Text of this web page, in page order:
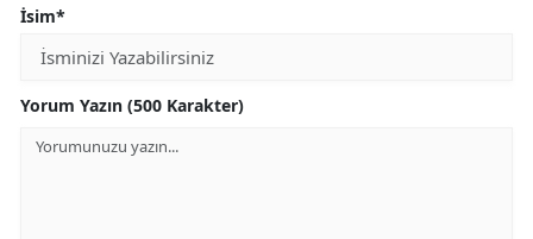
İsim*
Yorum Yazın (500 Karakter)